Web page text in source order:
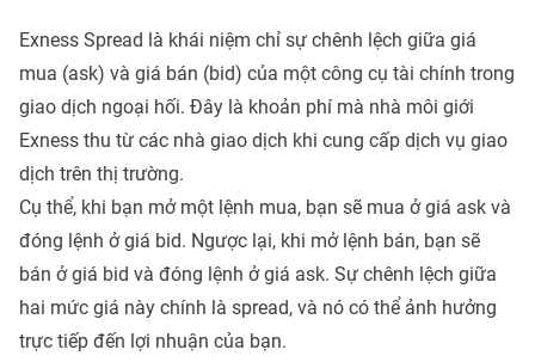
Exness Spread là khái niệm chỉ sự chênh lệch giữa giá
mua (ask) và giá bán (bid) của một công cụ tài chính trong
giao dịch ngoại hối. Đây là khoản phí mà nhà môi giới
Exness thu từ các nhà giao dịch khi cung cấp dịch vụ giao
dịch trên thị trường.
Cụ thể, khi bạn mở một lệnh mua, bạn sẽ mua ở giá ask và
đóng lệnh ở giá bid. Ngược lại, khi mở lệnh bán, bạn sẽ
bán ở giá bid và đóng lệnh ở giá ask. Sự chênh lệch giữa
hai mức giá này chính là spread, và nó có thể ảnh hưởng
trực tiếp đến lợi nhuận của bạn.